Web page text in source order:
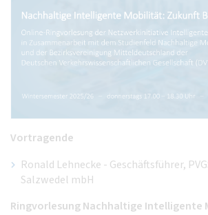
Vortragende
Ronald Lehnecke - Geschäftsführer,
Salzwedel mbH
Ringvorlesung Nachhaltige Intelligente